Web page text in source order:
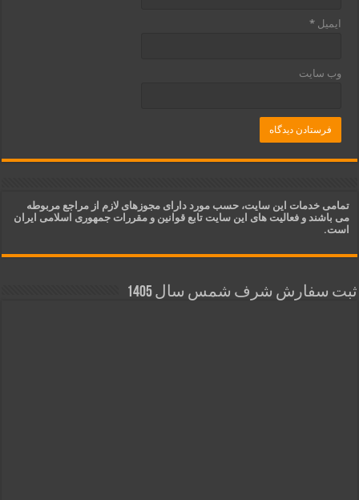
ایمیل*
وب‌ سایت
تمامی خدمات این سایت، حسب مورد دارای مجوزهای لازم از مراجع مربوطه
می باشند و فعالیت های این سایت تابع قوانین و مقررات جمهوری اسلامی ایران
است.
ثبت سفارش شرف شمس سال 1405